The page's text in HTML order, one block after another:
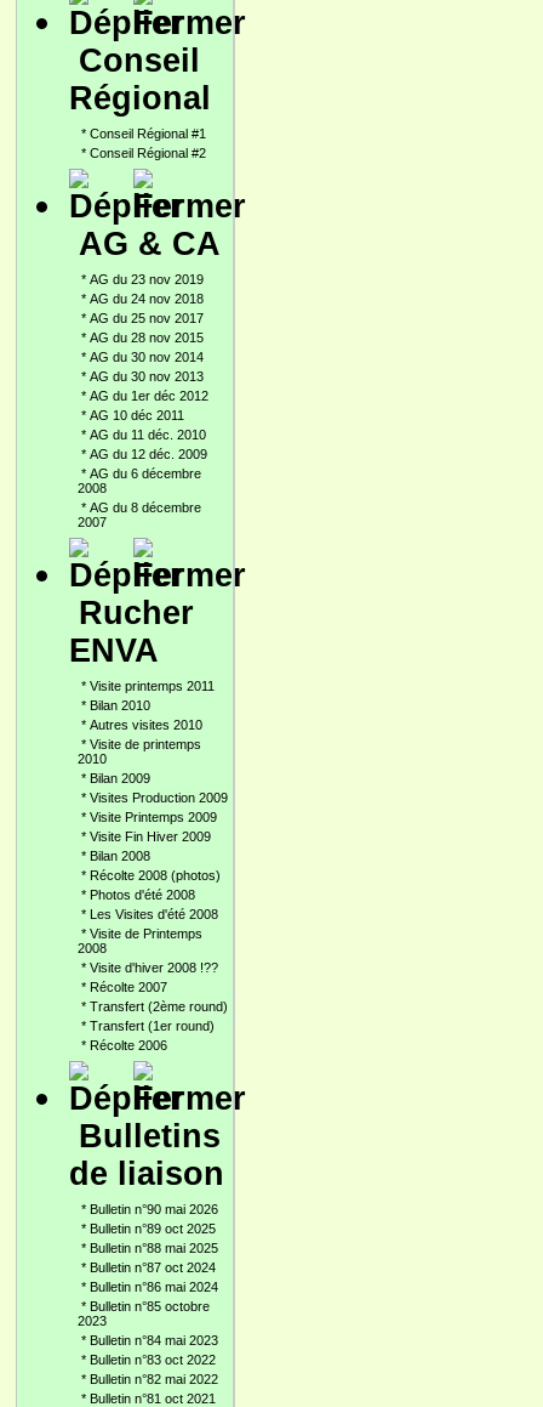
Conseil
Régional
* Conseil Régional #1
* Conseil Régional #2
AG & CA
* AG du 23 nov 2019
* AG du 24 nov 2018
* AG du 25 nov 2017
* AG du 28 nov 2015
* AG du 30 nov 2014
* AG du 30 nov 2013
* AG du 1er déc 2012
* AG 10 déc 2011
* AG du 11 déc. 2010
* AG du 12 déc. 2009
* AG du 6 décembre
2008
* AG du 8 décembre
2007
Rucher
ENVA
* Visite printemps 2011
* Bilan 2010
* Autres visites 2010
* Visite de printemps
2010
* Bilan 2009
* Visites Production 2009
* Visite Printemps 2009
* Visite Fin Hiver 2009
* Bilan 2008
* Récolte 2008 (photos)
* Photos d'été 2008
* Les Visites d'été 2008
* Visite de Printemps
2008
* Visite d'hiver 2008 !??
* Récolte 2007
* Transfert (2ème round)
* Transfert (1er round)
* Récolte 2006
Bulletins
de liaison
* Bulletin n°90 mai 2026
* Bulletin n°89 oct 2025
* Bulletin n°88 mai 2025
* Bulletin n°87 oct 2024
* Bulletin n°86 mai 2024
* Bulletin n°85 octobre
2023
* Bulletin n°84 mai 2023
* Bulletin n°83 oct 2022
* Bulletin n°82 mai 2022
* Bulletin n°81 oct 2021